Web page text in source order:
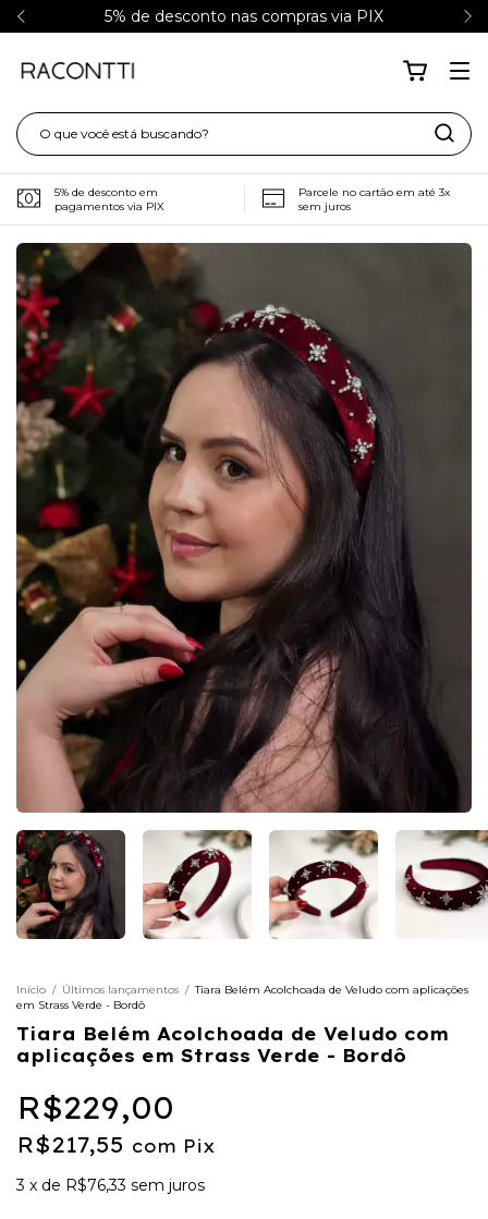
5% de desconto nas compras via PIX
5% de desconto em
pagamentos via PIX
Parcele no cartão em até 3x
sem juros
Início / Últimos lançamentos / Tiara Belém Acolchoada de Veludo com aplicações
em Strass Verde - Bordô
Tiara Belém Acolchoada de Veludo com
aplicações em Strass Verde - Bordô
R$229,00
R$217,55 com Pix
3 x de R$76,33 sem juros